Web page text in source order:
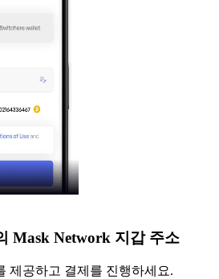
Mask Network 지갑 주소
제공하고 결제를 진행하세요.